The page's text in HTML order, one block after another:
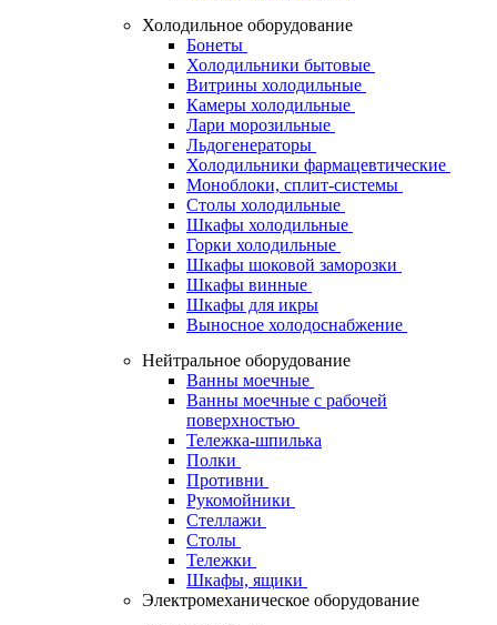
Холодильное оборудование
Бонеты
Холодильники бытовые
Витрины холодильные
Камеры холодильные
Лари морозильные
Льдогенераторы
Холодильники фармацевтические
Моноблоки, сплит-системы
Столы холодильные
Шкафы холодильные
Горки холодильные
Шкафы шоковой заморозки
Шкафы винные
Шкафы для икры
Выносное холодоснабжение
Нейтральное оборудование
Ванны моечные
Ванны моечные с рабочей
поверхностью
Тележка-шпилька
Полки
Противни
Рукомойники
Стеллажи
Столы
Тележки
Шкафы, ящики
Электромеханическое оборудование